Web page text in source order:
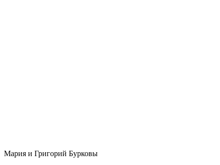
Мария и Григорий Бурковы